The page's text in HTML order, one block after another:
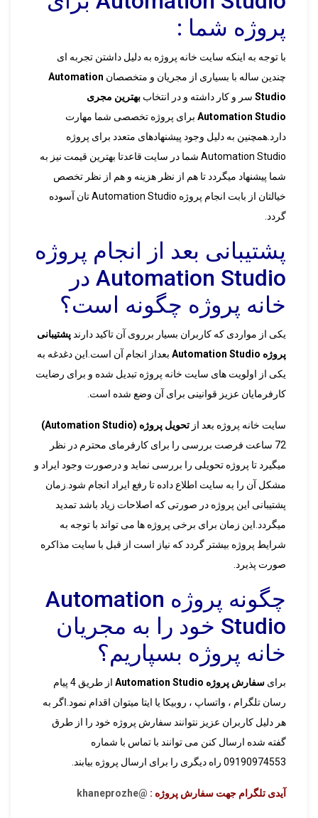
پروژه شما :
با توجه به اینکه سایت خانه پروژه به دلیل داشتن تجربه ای
چندین ساله با بسیاری از مجریان و متخصصان Automation
Studio سر و کار داشته و در انتخاب بهترین مجری
Automation Studio برای پروژه تخصصی شما مهارت
دارد.همچنین به دلیل وجود پیشنهادهای متعدد برای پروژه
Automation Studio شما در سایت قاعدتا بهترین قیمت نیز به
شما پیشنهاد میگردد تا هم از نظر هزینه و هم از نظر تخصص
خیالتان از بابت انجام پروژه Automation Studio تان آسوده
گردد.
پشتیبانی بعد از انجام پروژه
Automation Studio در
خانه پروژه چگونه است؟
یکی از مواردی که کاربران بسیار برروی آن تاکید دارندپشتیبانی
پروژه Automation Studio
بعداز انجام آن است.این دغدغه به
یکی از اولویت های سایت خانه پروژه تبدیل شده و برای رضایت
کارفرمایان عزیز قوانینی برای آن وضع شده است.
سایت خانه پروژه بعد از تحویل پروژه (Automation Studio)
72 ساعت فرصت بررسی را برای کارفرمای محترم در نظر
میگیرد تا پروژه تحویلی را بررسی نماید و درصورت وجود ایراد و
مشکل آن را به سایت اطلاع داده تا رفع ایراد انجام شود.زمان
پشتیبانی این پروژه در صورتی که اصلاحات زیاد باشد تمدید
میگردد.این زمان برای برخی پروژه ها می تواند با توجه به
شرایط پروژه بیشتر گردد که نیاز است از قبل با سایت مذاکره
صورت پذیرد.
چگونه پروژه Automation
Studio خود را به مجریان
خانه پروژه بسپاریم؟
برای سفارش پروژه Automation Studio
از طریق 4 پیام
رسان تلگرام ، واتساپ ، روبیکا یا ایتا میتوان اقدام نمود.اگر به
هر دلیل کاربران عزیز نتوانند سفارش پروژه خود را از طرق
گفته شده ارسال کنن می توانند با تماس با شماره
09190974553 راه دیگری را برای ارسال پروژه بیابند.
آیدی تلگرام جهت سفارش پروژه : @khaneprozhe